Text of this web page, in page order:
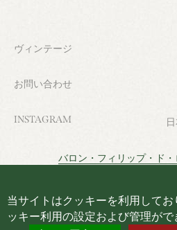
ヴィンテージ
お問い合わせ
INSTAGRAM
バロン・フィリップ・ド
シャトー・ダルマイヤックも加
当サイトはクッキーを利用して
ッキー利用の設定および管理がで